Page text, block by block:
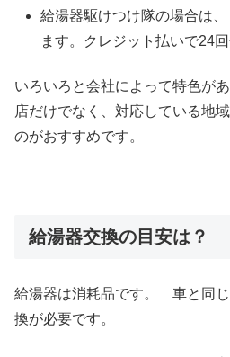
給湯器駆けつけ隊の場合は
ます。クレジット払いで24回
いろいろと会社によって特色が
店だけでなく、対応している地
のがおすすめです。
給湯器交換の目安は？
給湯器は消耗品です。 車と同
換が必要です。